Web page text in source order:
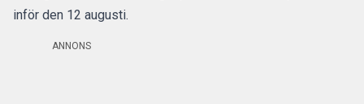
inför den 12 augusti.
ANNONS